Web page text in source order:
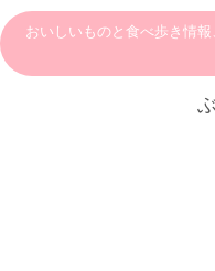
おいしいものと食べ歩き情